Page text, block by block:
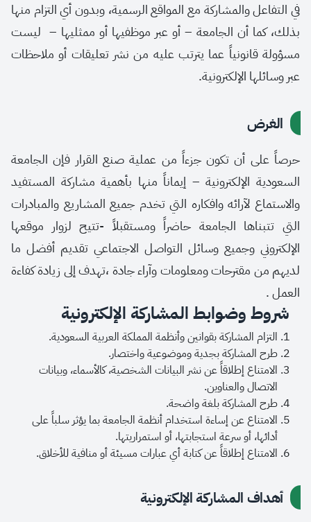
في التفاعل والمشاركة مع المواقع الرسمية، وبدون أي التزام منها
بذلك، كما أن الجامعة – أو عبر موظفيها أو ممثليها – ليست
مسؤولة قانونياً عما يترتب عليه من نشر تعليقات أو ملاحظات
عبر وسائلها الإلكترونية.
الغرض
حرصاً على أن تكون جزءاً من عملية صنع القرار فإن الجامعة
السعودية الإلكترونية – إيماناً منها بأهمية مشاركة المستفيد
والاستماع لآرائه وافكاره التي تخدم جميع المشاريع والمبادرات
التي تتبناها الجامعة حاضراً ومستقبلاً -تتيح لزوار موقعها
الإلكتروني وجميع وسائل التواصل الاجتماعي تقديم أفضل ما
لديهم من مقترحات ومعلومات وآراء جادة ،تهدف إلى زيادة كفاءة
العمل .
شروط وضوابط المشاركة الإلكترونية
التزام المشاركة بقوانين وأنظمة المملكة العربية السعودية.
طرح المشاركة بجدية وموضوعية واختصار.
الامتناع إطلاقاً عن نشر البيانات الشخصية، كالأسماء، وبيانات
الاتصال والعناوين.
طرح المشاركة بلغة واضحة.
الامتناع عن إساءة استخدام أنظمة الجامعة بما يؤثر سلباً على
أدائها، أو سرعة استجابتها، أو استمراريتها.
الامتناع إطلاقاً عن كتابة أي عبارات مسيئة أو منافية للأخلاق.
أهداف المشاركة الإلكترونية